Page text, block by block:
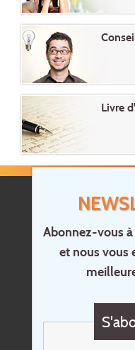
Abonnez-vous
et nous vous
Livre